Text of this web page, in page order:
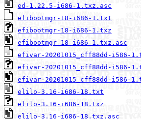
ed-1.22.5-i686-1.txz.asc
efibootmgr-18-i686-1.txt
efibootmgr-18-i686-1.txz
efibootmgr-18-i686-1.txz.asc
efivar-20201015_cff88dd-i586-
efivar-20201015_cff88dd-i586-
efivar-20201015_cff88dd-i586-
elilo-3.16-i686-18.txt
elilo-3.16-i686-18.txz
elilo-3.16-i686-18.txz.asc